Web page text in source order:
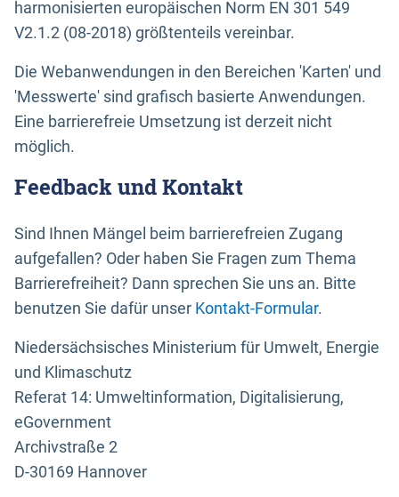
harmonisierten europäischen Norm EN 301 549
V2.1.2 (08-2018) größtenteils vereinbar.
Die Webanwendungen in den Bereichen 'Karten' und
'Messwerte' sind grafisch basierte Anwendungen.
Eine barrierefreie Umsetzung ist derzeit nicht
möglich.
Feedback und Kontakt
Sind Ihnen Mängel beim barrierefreien Zugang
aufgefallen? Oder haben Sie Fragen zum Thema
Barrierefreiheit? Dann sprechen Sie uns an. Bitte
benutzen Sie dafür unser Kontakt-Formular.
Niedersächsisches Ministerium für Umwelt, Energie
und Klimaschutz
Referat 14: Umweltinformation, Digitalisierung,
eGovernment
Archivstraße 2
D-30169 Hannover